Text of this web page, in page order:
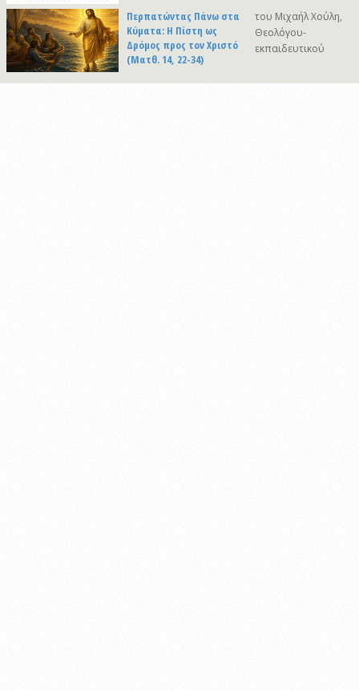
Περπατώντας Πάνω στα
Κύματα: Η Πίστη ως
Δρόμος προς τον Χριστό
(Ματθ. 14, 22-34)
του Μιχαήλ Χούλη,
Θεολόγου-
εκπαιδευτικού